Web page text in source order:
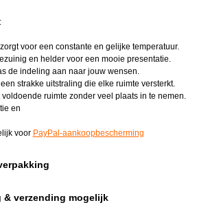
voor een constante en gelijke temperatuur.
en helder voor een mooie presentatie.
de indeling aan naar jouw wensen.
strakke uitstraling die elke ruimte versterkt.
ruimte zonder veel plaats in te nemen.
en
voor PayPal-aankoopbescherming
& verzending mogelijk